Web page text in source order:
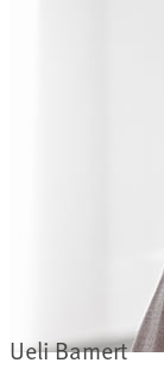
Ueli Bamert